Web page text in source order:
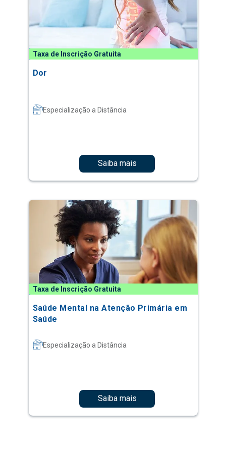
Taxa de Inscrição Gratuita
Dor
Especialização a Distância
Saiba mais
Taxa de Inscrição Gratuita
Saúde Mental na Atenção Primária em
Saúde
Especialização a Distância
Saiba mais